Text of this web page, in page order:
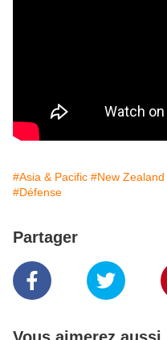
#Asia & Pacific #New Zealand
#Défense
Partager